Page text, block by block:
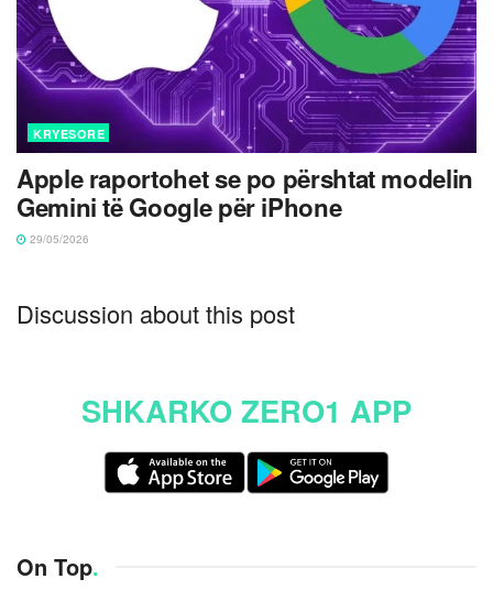
KRYESORE
Apple raportohet se po përshtat modelin
Gemini të Google për iPhone
29/05/2026
Discussion about this post
SHKARKO ZERO1 APP
On Top.